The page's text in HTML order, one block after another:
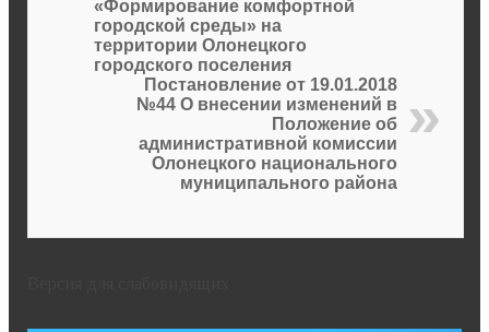
«Формирование комфортной
городской среды» на
территории Олонецкого
городского поселения
Постановление от 19.01.2018
№44 О внесении изменений в
Положение об
административной комиссии
Олонецкого национального
муниципального района